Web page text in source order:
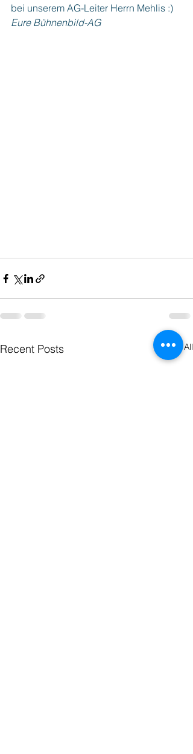
bei unserem AG-Leiter Herrn Mehlis :)
Eure Bühnenbild-AG
Recent Posts See All